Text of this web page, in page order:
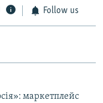
Follow us
маркетплейс